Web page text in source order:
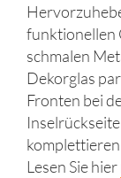
funktionellen
schmalen
Dekorglas
Fronten bei
Lesen Sie hier